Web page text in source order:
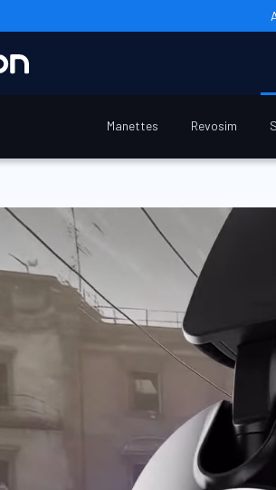
Manettes Revosim